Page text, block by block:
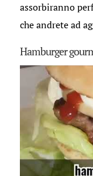
assorbiranno
che andrete ad
Hamburger